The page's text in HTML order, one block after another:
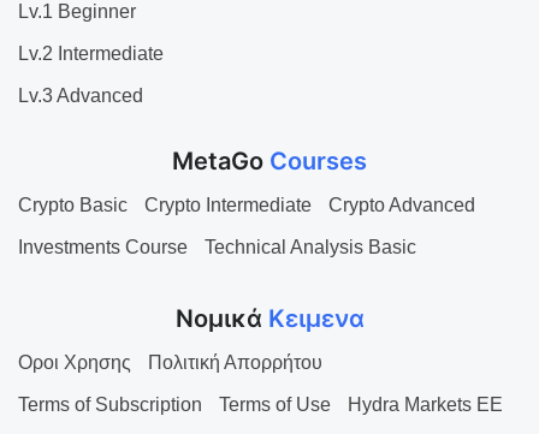
Lv.1 Beginner
Lv.2 Intermediate
Lv.3 Advanced
MetaGo Courses
Crypto Basic Crypto Intermediate Crypto Advanced
Investments Course Technical Analysis Basic
Νομικά Κειμενα
Οροι Χρησης Πολιτική Απορρήτου
Terms of Subscription Terms of Use Hydra Markets EE